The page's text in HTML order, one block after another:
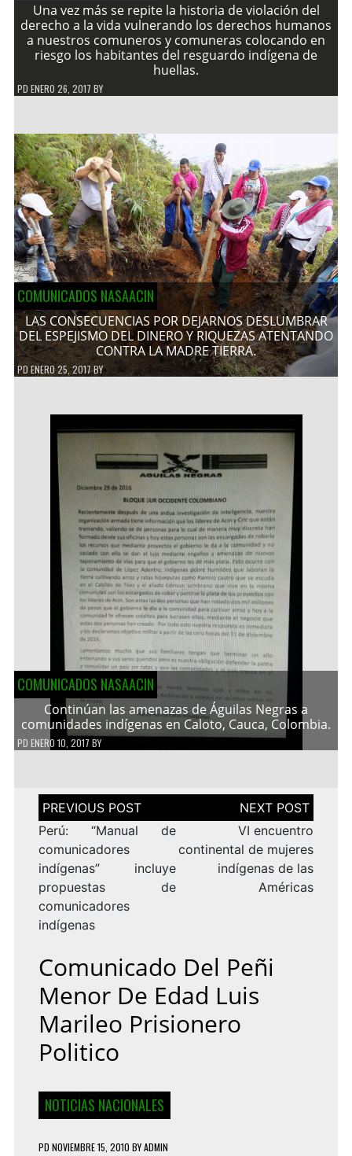
Una vez más se repite la historia de violación del
derecho a la vida vulnerando los derechos humanos
a nuestros comuneros y comuneras colocando en
riesgo los habitantes del resguardo indígena de
huellas.
PD ENERO 26, 2017 BY
COMUNICADOS NASAACIN
LAS CONSECUENCIAS POR DEJARNOS DESLUMBRAR
DEL ESPEJISMO DEL DINERO Y RIQUEZAS ATENTANDO
CONTRA LA MADRE TIERRA.
PDENERO 25, 2017BY
COMUNICADOS NASAACIN
Continúan las amenazas de Águilas Negras a
comunidades indígenas en Caloto, Cauca, Colombia.
PD ENERO 10, 2017 BY
Navegación
de
entradas
Perú: “Manual de
comunicadores
indígenas” incluye
propuestas de
comunicadores
indígenas
VI encuentro
continental de mujeres
indígenas de las
Américas
Comunicado Del Peñi
Menor De Edad Luis
Marileo Prisionero
Politico
NOTICIAS NACIONALES
PD NOVIEMBRE 15, 2010 BYADMIN